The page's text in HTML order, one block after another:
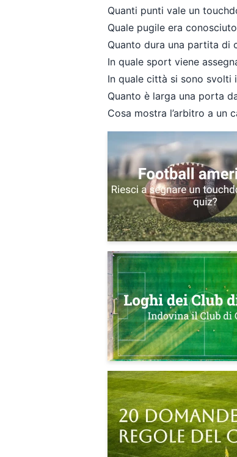
Quanti punti vale un
Quale pugile era
Quanto dura una partita di
In quale sport viene
In quale città si sono svolti
Quanto è larga una porta
Cosa mostra l’arbitro a un